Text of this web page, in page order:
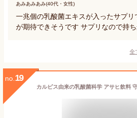
あみあみあみ(40代・女性)
一兆個の乳酸菌エキスが入ったサプ
が期待できそうです サプリなので持
全
no. 19